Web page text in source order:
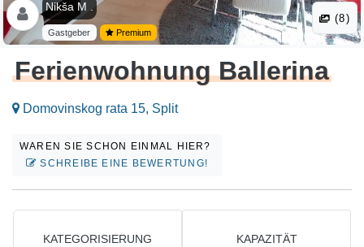
Nikša M .
Gastgeber Premium
(8)
Ferienwohnung Ballerina
Domovinskog rata 15, Split
WAREN SIE SCHON EINMAL HIER?
SCHREIBE EINE BEWERTUNG!
KATEGORISIERUNG KAPAZITÄT